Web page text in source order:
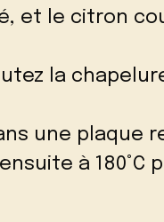
et le citron
la
une plaque
à 180°C